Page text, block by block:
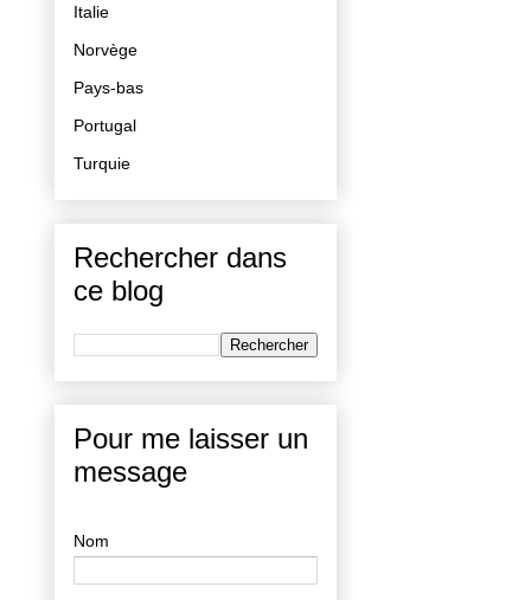
Italie
Norvège
Pays-bas
Portugal
Turquie
Rechercher dans
ce blog
Pour me laisser un
message
Nom